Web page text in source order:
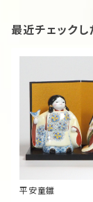
最近チェックし
平安童雛